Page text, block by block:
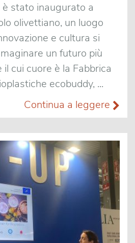
stato inaugurato a
olivettiano, un luogo
e cultura si
un futuro più
cui cuore è la Fabbrica
ecobuddy, ...
Continua a leggere